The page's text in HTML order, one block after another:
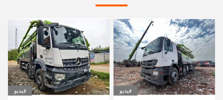
فيديو فيديو